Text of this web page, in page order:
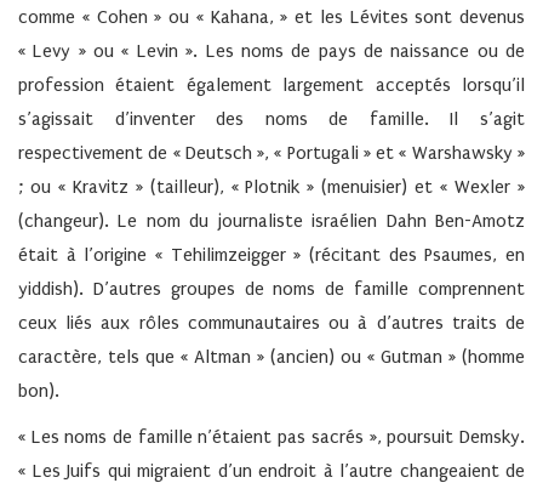
comme « Cohen » ou « Kahana, » et les Lévites sont devenus
« Levy » ou « Levin ». Les noms de pays de naissance ou de
profession étaient également largement acceptés lorsqu’il
s’agissait d’inventer des noms de famille. Il s’agit
respectivement de « Deutsch », « Portugali » et « Warshawsky »
; ou « Kravitz » (tailleur), « Plotnik » (menuisier) et « Wexler »
(changeur). Le nom du journaliste israélien Dahn Ben-Amotz
était à l’origine « Tehilimzeigger » (récitant des Psaumes, en
yiddish). D’autres groupes de noms de famille comprennent
ceux liés aux rôles communautaires ou à d’autres traits de
caractère, tels que « Altman » (ancien) ou « Gutman » (homme
bon).
« Les noms de famille n’étaient pas sacrés », poursuit Demsky.
« Les Juifs qui migraient d’un endroit à l’autre changeaient de